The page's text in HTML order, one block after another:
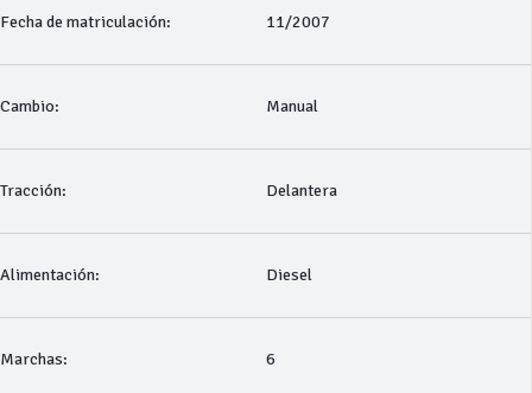
Fecha de matriculación: 11/2007
Cambio: Manual
Tracción: Delantera
Alimentación: Diesel
Marchas: 6